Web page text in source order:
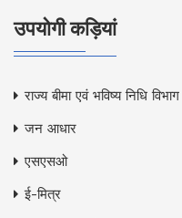
उपयोगी कड़ियां
राज्य बीमा एवं भविष्य निधि विभाग
जन आधार
एसएसओ
ई-मित्र